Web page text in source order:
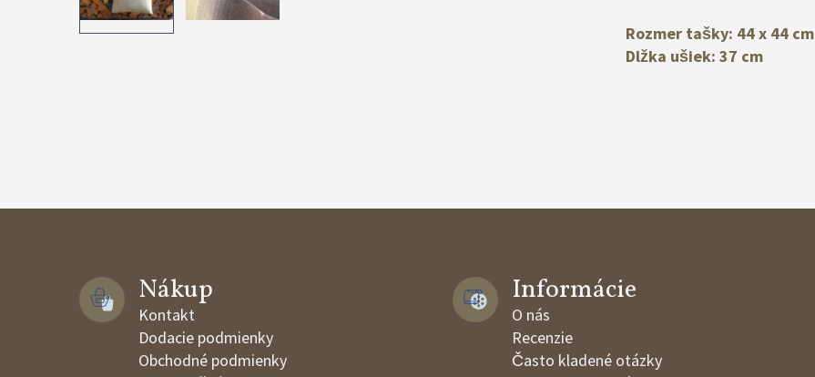
Rozmer tašky: 44 x 44 cm
Dlžka ušiek: 37 cm
Nákup
Kontakt
Dodacie podmienky
Obchodné podmienky
Informácie
O nás
Recenzie
Často kladené otázky